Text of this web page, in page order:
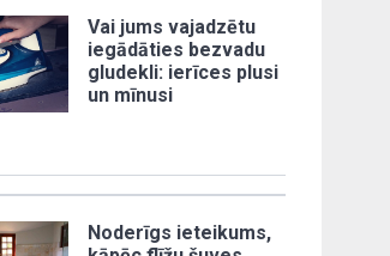
Vai jums vajadzētu
iegādāties bezvadu
gludekli: ierīces plusi
un mīnusi
Noderīgs ieteikums,